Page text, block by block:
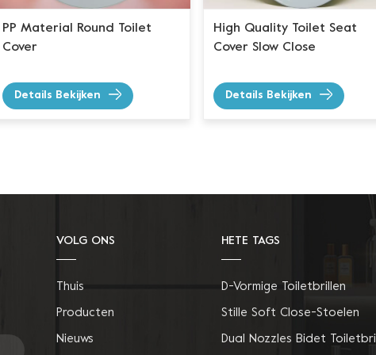
PP Material Round Toilet
Cover
Details Bekijken
High Quality Toilet Seat
Cover Slow Close
Details Bekijken
VOLG ONS
Thuis
Producten
Nieuws
HETE TAGS
D-Vormige Toiletbrillen
Stille Soft Close-Stoelen
Dual Nozzles Bidet Toiletbril